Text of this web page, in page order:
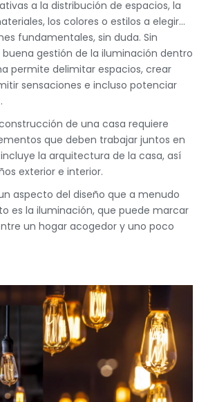
a la distribución de espacios, la
los colores o estilos a elegir…
fundamentales, sin duda. Sin
gestión de la iluminación dentro
permite delimitar espacios, crear
sensaciones e incluso potenciar
de una casa requiere
que deben trabajar juntos en
la arquitectura de la casa, así
exterior e interior.
aspecto del diseño que a menudo
es la iluminación, que puede marcar
un hogar acogedor y uno poco